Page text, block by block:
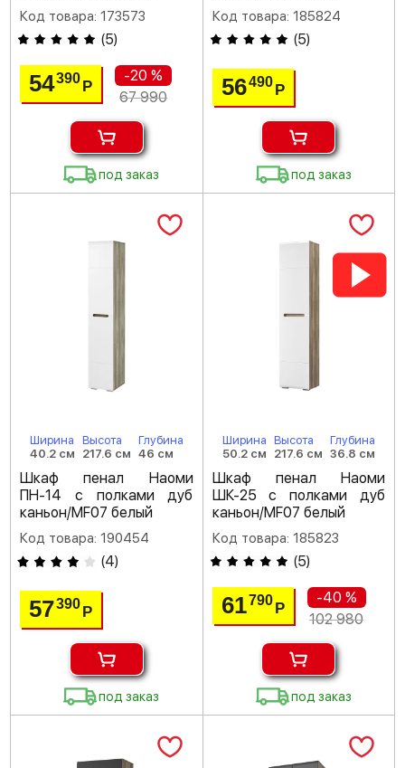
Код товара: 173573
(5)
54390Р
-20 %
67 990
под заказ
Код товара: 185824
(5)
56490 Р
под заказ
Ширина
40.2 см
Высота
217.6 см
Глубина
46 см
Шкаф пенал Наоми
ПН-14 с полками дуб
каньон/MF07 белый
Код товара: 190454
(4)
57390Р
под заказ
Ширина
50.2 см
Высота
217.6 см
Глубина
36.8 см
Шкаф пенал Наоми
ШК-25 с полками дуб
каньон/MF07 белый
Код товара: 185823
(5)
61790 Р
-40 %
102 980
под заказ